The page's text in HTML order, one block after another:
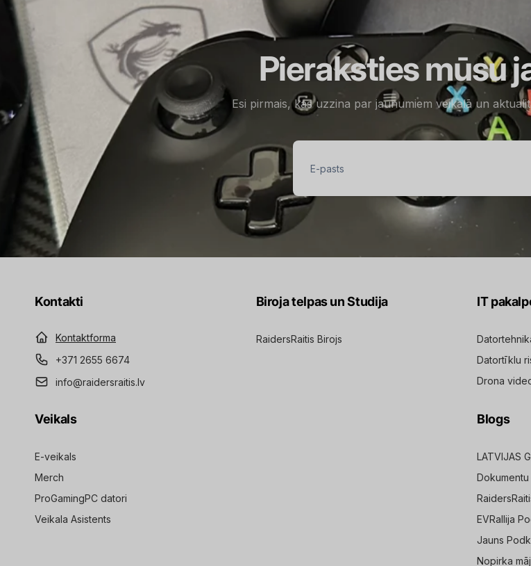
Pieraksties mūsu
Esi pirmais, kas uzzina par jaunumiem veikalā un
E-
pasts
Kontakti
Kontaktforma
+371 2655 6674
info@raidersraitis.lv
Biroja telpas un Studija
RaidersRaitis Birojs
IT
Datortīklu
Drona
Veikals
E-veikals
Merch
ProGamingPC datori
Veikala Asistents
Blogs
LATVIJAS
EVRallija
Jauns
Nopirka